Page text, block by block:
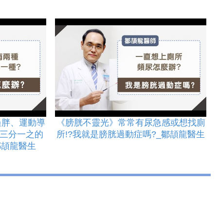
、運動導
分一之的
龍醫生
《膀胱不靈光》常常有尿急感或想找廁
所!?我就是膀胱過動症嗎?_鄒頡龍醫生